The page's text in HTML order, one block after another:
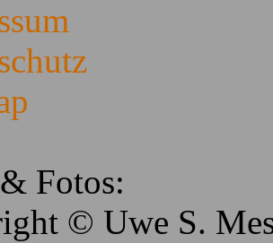
Fotos:
© Uwe S.